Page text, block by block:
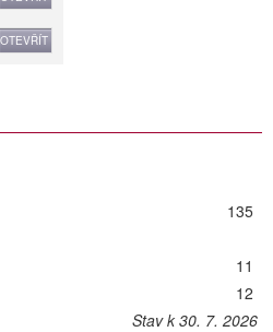
135
11
12
Stav k 30. 7. 2026